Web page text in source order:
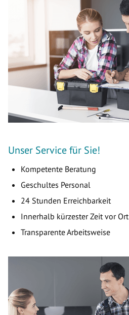
Unser Service für Sie!
Kompetente Beratung
Geschultes Personal
24 Stunden Erreichbarkeit
Innerhalb kürzester Zeit vor Ort
Transparente Arbeitsweise